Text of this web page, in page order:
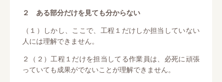
２ ある部分だけを見ても分からない
（１）しかし、ここで、工程１だけしか担当していない
人には理解できません。
２（２）工程１だけを担当してる作業員は、必死に頑張
っていても成果がでないことが理解できません。